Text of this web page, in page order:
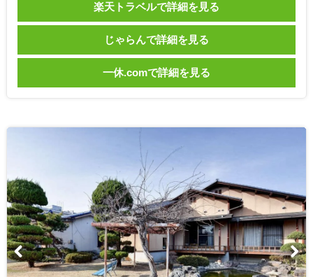
楽天トラベルで詳細を見る
じゃらんで詳細を見る
一休.comで詳細を見る